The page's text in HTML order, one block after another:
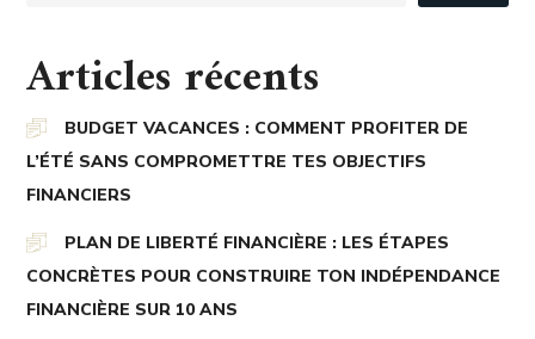
Articles récents
BUDGET VACANCES : COMMENT PROFITER DE
L’ÉTÉ SANS COMPROMETTRE TES OBJECTIFS
FINANCIERS
PLAN DE LIBERTÉ FINANCIÈRE : LES ÉTAPES
CONCRÈTES POUR CONSTRUIRE TON INDÉPENDANCE
FINANCIÈRE SUR 10 ANS